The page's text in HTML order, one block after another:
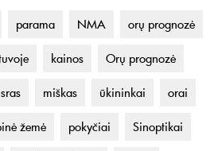
parama NMA orų prognozė
kainos Orų prognozė
miškas ūkininkai orai
žemė pokyčiai Sinoptikai